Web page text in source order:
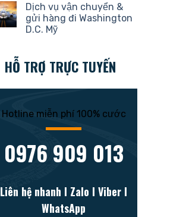
Dịch vụ vận chuyển &
gửi hàng đi Washington
D.C. Mỹ
HỖ TRỢ TRỰC TUYẾN
Hotline miễn phí 100% cước
0976 909 013
Liên hệ nhanh l Zalo l Viber l
WhatsApp